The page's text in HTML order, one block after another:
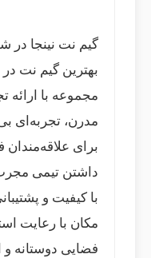
گیم نت نینجا
بهترین گیم نت
مجموعه با ارائه
مدرن، تجربه‌ای
برای علاقه‌مندان
داشتن تیمی
با کیفیت و
مکان با رعایت
فضایی دوستانه